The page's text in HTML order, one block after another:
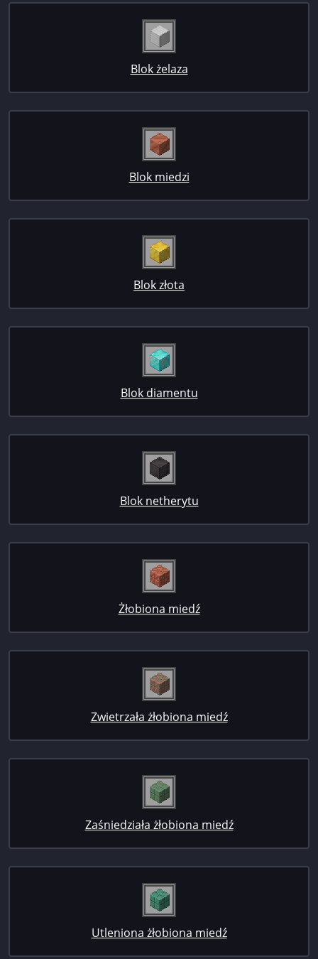
Blok żelaza
Blok miedzi
Blok złota
Blok diamentu
Blok netherytu
Żłobiona miedź
Zwietrzała żłobiona miedź
Zaśniedziała żłobiona miedź
Utleniona żłobiona miedź